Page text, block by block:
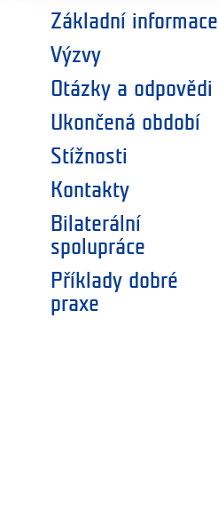
Základní informace
Výzvy
Otázky a odpovědi
Ukončená období
Stížnosti
Kontakty
Bilaterální
spolupráce
Příklady dobré
praxe